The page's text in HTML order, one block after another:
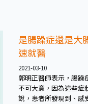
是腸躁症還是大
速就醫
2021-03-10
郭明正醫師表示，腸躁
不可大意，因為這些症
說，患者所發現到、感